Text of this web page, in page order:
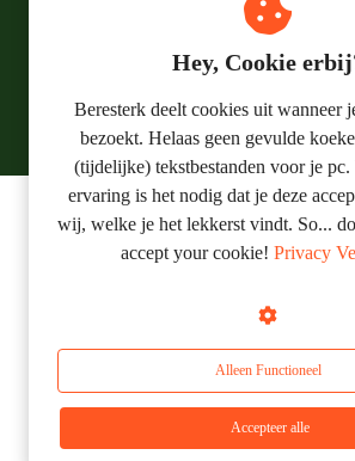
© 2019 - 2023 Beresterk Online Marketing
Beresterk krijgt 5 sterren gebaseerd
100%van de klanten zou ons
Hey, Cookie
Beresterk deelt cookies uit wanneer
bezoekt. Helaas geen gevulde
(tijdelijke) tekstbestanden voor je
ervaring is het nodig dat je deze
wij, welke je het lekkerst vindt. So...
accept your cookie! Privacy
Alleen Functioneel
Accepteer alle